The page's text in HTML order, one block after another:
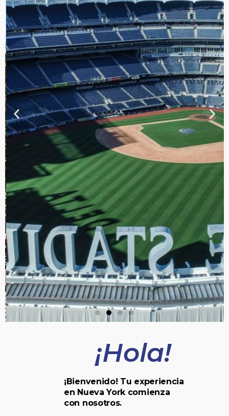
TOUR DE
CONTRASTES
¡Hola!
¡Bienvenido! Tu experiencia
en Nueva York comienza
con nosotros.